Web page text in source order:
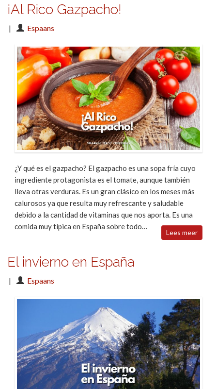
¡Al Rico Gazpacho!
| Espaans
¿Y qué es el gazpacho? El gazpacho es una sopa fría cuyo
ingrediente protagonista es el tomate, aunque también
lleva otras verduras. Es un gran clásico en los meses más
calurosos ya que resulta muy refrescante y saludable
debido a la cantidad de vitaminas que nos aporta. Es una
comida muy típica en España sobre todo…
Lees meer
El invierno en España
| Espaans